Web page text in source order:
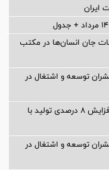
جان انسان‌ها در مکتب
توسعه و اشتغال در
فولاد بافت رکورد تولید خود را شکست ، افزایش 8 درصدی تولید با
توسعه و اشتغال در